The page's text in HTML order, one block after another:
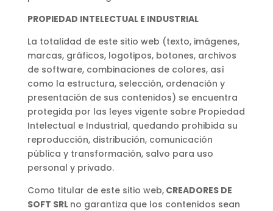
PROPIEDAD INTELECTUAL E INDUSTRIAL
La totalidad de este sitio web (texto, imágenes,
marcas, gráficos, logotipos, botones, archivos
de software, combinaciones de colores, así
como la estructura, selección, ordenación y
presentación de sus contenidos) se encuentra
protegida por las leyes vigente sobre Propiedad
Intelectual e Industrial, quedando prohibida su
reproducción, distribución, comunicación
pública y transformación, salvo para uso
personal y privado.
Como titular de este sitio web,CREADORES DE
SOFT SRL no garantiza que los contenidos sean